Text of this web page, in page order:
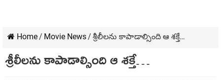
Home/ Movie News/ శ్రీలీల‌ను కాపాడాల్సింది ఆ శక్తే…
శ్రీలీల‌ను కాపాడాల్సింది ఆ శక్తే…